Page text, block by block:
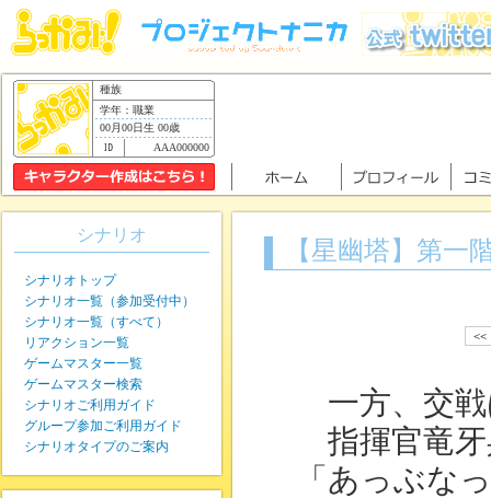
種族
学年：職業
00月00日生 00歳
AAA000000
【星幽塔】第
<<
一方、交戦
指揮官竜牙
「あっぶな
シナリオ
シナリオトップ
シナリオ一覧（参加受付中）
シナリオ一覧（すべて）
リアクション一覧
ゲームマスター一覧
ゲームマスター検索
シナリオご利用ガイド
グループ参加ご利用ガイド
シナリオタイプのご案内